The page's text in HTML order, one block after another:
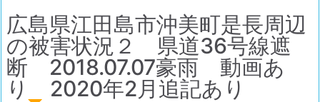
広島県江田島市沖美町是長周辺
の被害状況２ 県道36号線遮
断 2018.07.07豪雨 動画あ
り 2020年2月追記あり